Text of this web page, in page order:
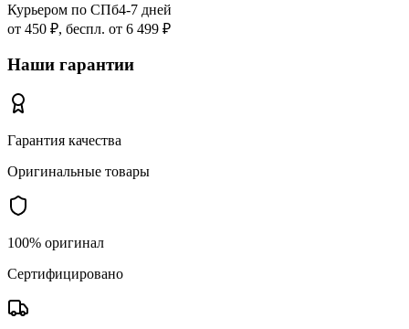
Курьером по СПб4-7 дней
от 450 ₽, беспл. от 6 499 ₽
Наши гарантии
Гарантия качества
Оригинальные товары
100% оригинал
Сертифицировано